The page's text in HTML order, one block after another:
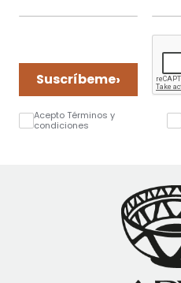
Suscríbeme›
Acepto Términos y
condiciones